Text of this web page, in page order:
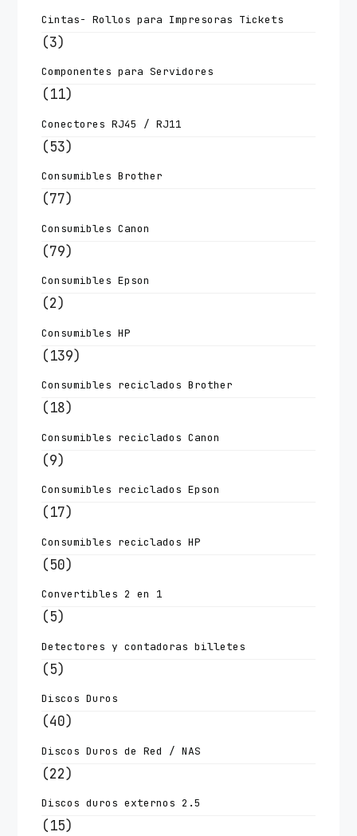
Cintas- Rollos para Impresoras Tickets
(3)
Componentes para Servidores
(11)
Conectores RJ45 / RJ11
(53)
Consumibles Brother
(77)
Consumibles Canon
(79)
Consumibles Epson
(2)
Consumibles HP
(139)
Consumibles reciclados Brother
(18)
Consumibles reciclados Canon
(9)
Consumibles reciclados Epson
(17)
Consumibles reciclados HP
(50)
Convertibles 2 en 1
(5)
Detectores y contadoras billetes
(5)
Discos Duros
(40)
Discos Duros de Red / NAS
(22)
Discos duros externos 2.5
(15)